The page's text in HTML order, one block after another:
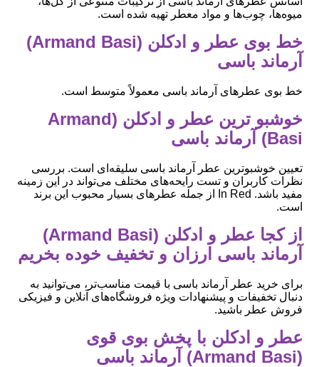
میوه‌ها، چوب‌ها و مواد معطر تهیه شده است.
خط بوی عطر و ادکلن (Armand Basi)
آرماند باسی
خط بوی عطرهای آرماند باسی معمولاً متوسط است.
خوشبو ترین عطر و ادکلن (Armand
Basi) آرماند باسی
تعیین خوشبوترین عطر آرماند باسی سلیقه‌ای است. بررسی
نظرات کاربران و تست رایحه‌های مختلف می‌تواند در این زمینه
مفید باشد. In Red از جمله عطرهای بسیار محبوب این برند
است.
از کجا عطر و ادکلن (Armand Basi)
آرماند باسی ارزان و تخفیف خوده بخریم
برای خرید عطر آرماند باسی با قیمت مناسب‌تر، می‌توانید به
دنبال تخفیفات و پیشنهادات ویژه فروشگاه‌های آنلاین و فیزیکی
فروش عطر باشید.
عطر و ادکلن با پخش بوی قوی
(Armand Basi) آرماند باسی